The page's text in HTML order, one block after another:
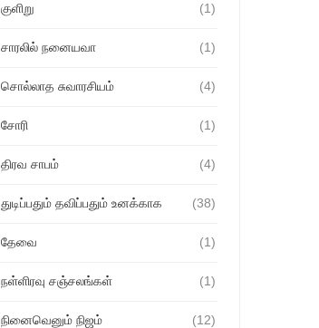
குளிறு (1)
சாரலில் நனையவா (1)
சொல்லாத சுவாரசியம் (4)
சோரி (1)
திரவ சாபம் (4)
துடிப்பதும் தவிப்பதும் உனக்காக (38)
தேவை (1)
நள்ளிரவு சஞ்சலங்கள் (1)
நினைவெனும் நிஜம் (12)